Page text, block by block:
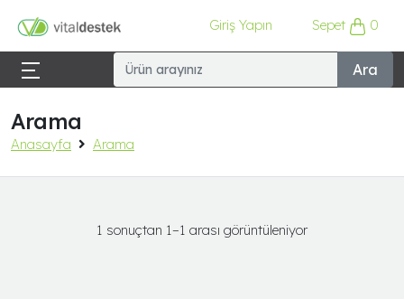
Giriş Yapın Sepet 0
Ara
Arama
Anasayfa Arama
1 sonuçtan 1–1 arası görüntüleniyor